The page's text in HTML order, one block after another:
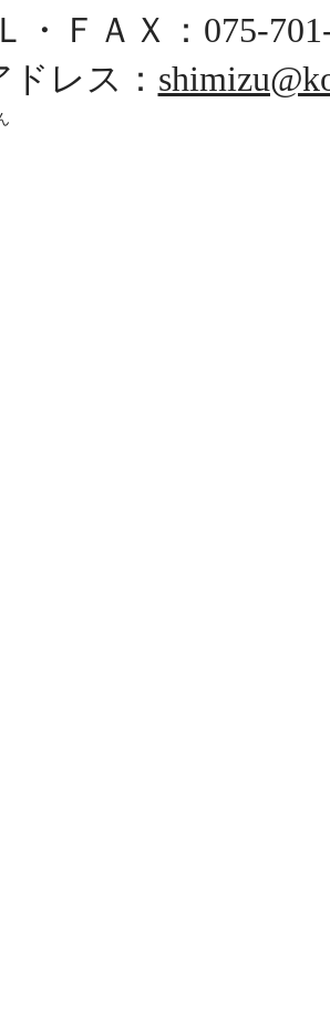
・ＦＡＸ：075-
レス：